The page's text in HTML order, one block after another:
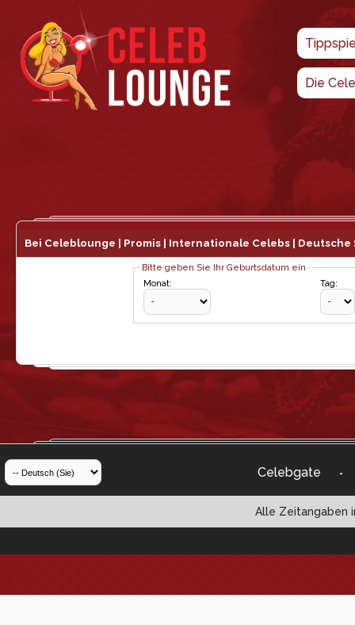
Die
Bei Celeblounge | Promis | Internationale Celebs |
Bitte geben Sie Ihr Geburtsdatum ein
Monat:
Tag:
Celebgate -
Alle Zeitangaben